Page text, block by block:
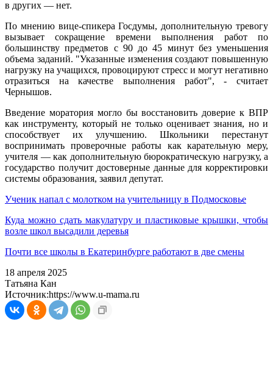
в других — нет.
По мнению вице-спикера Госдумы, дополнительную тревогу
вызывает сокращение времени выполнения работ по
большинству предметов с 90 до 45 минут без уменьшения
объема заданий. "Указанные изменения создают повышенную
нагрузку на учащихся, провоцируют стресс и могут негативно
отразиться на качестве выполнения работ", - считает
Чернышов.
Введение моратория могло бы восстановить доверие к ВПР
как инструменту, который не только оценивает знания, но и
способствует их улучшению. Школьники перестанут
воспринимать проверочные работы как карательную меру,
учителя — как дополнительную бюрократическую нагрузку, а
государство получит достоверные данные для корректировки
системы образования, заявил депутат.
Ученик напал с молотком на учительницу в Подмосковье
Куда можно сдать макулатуру и пластиковые крышки, чтобы
возле школ высадили деревья
Почти все школы в Екатеринбурге работают в две смены
18 апреля 2025
Татьяна Кан
Источник:https://www.u-mama.ru